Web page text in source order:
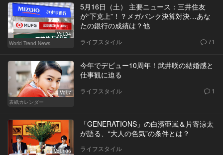
Vol.34
World Trend News
5月16日（土） 主要ニュース：三井住友
が“下克上”！？メガバンク決算対決…あな
たの銀行の成績は？他
ライフスタイル 71
Vol.7
表紙カレンダー
今年でデビュー10周年！武井咲の結婚感と
仕事観に迫る
ライフスタイル 1
Vol.106
「GENERATIONS」の白濱亜嵐＆片寄涼太
が語る、“大人の色気”の条件とは？
ライフスタイル